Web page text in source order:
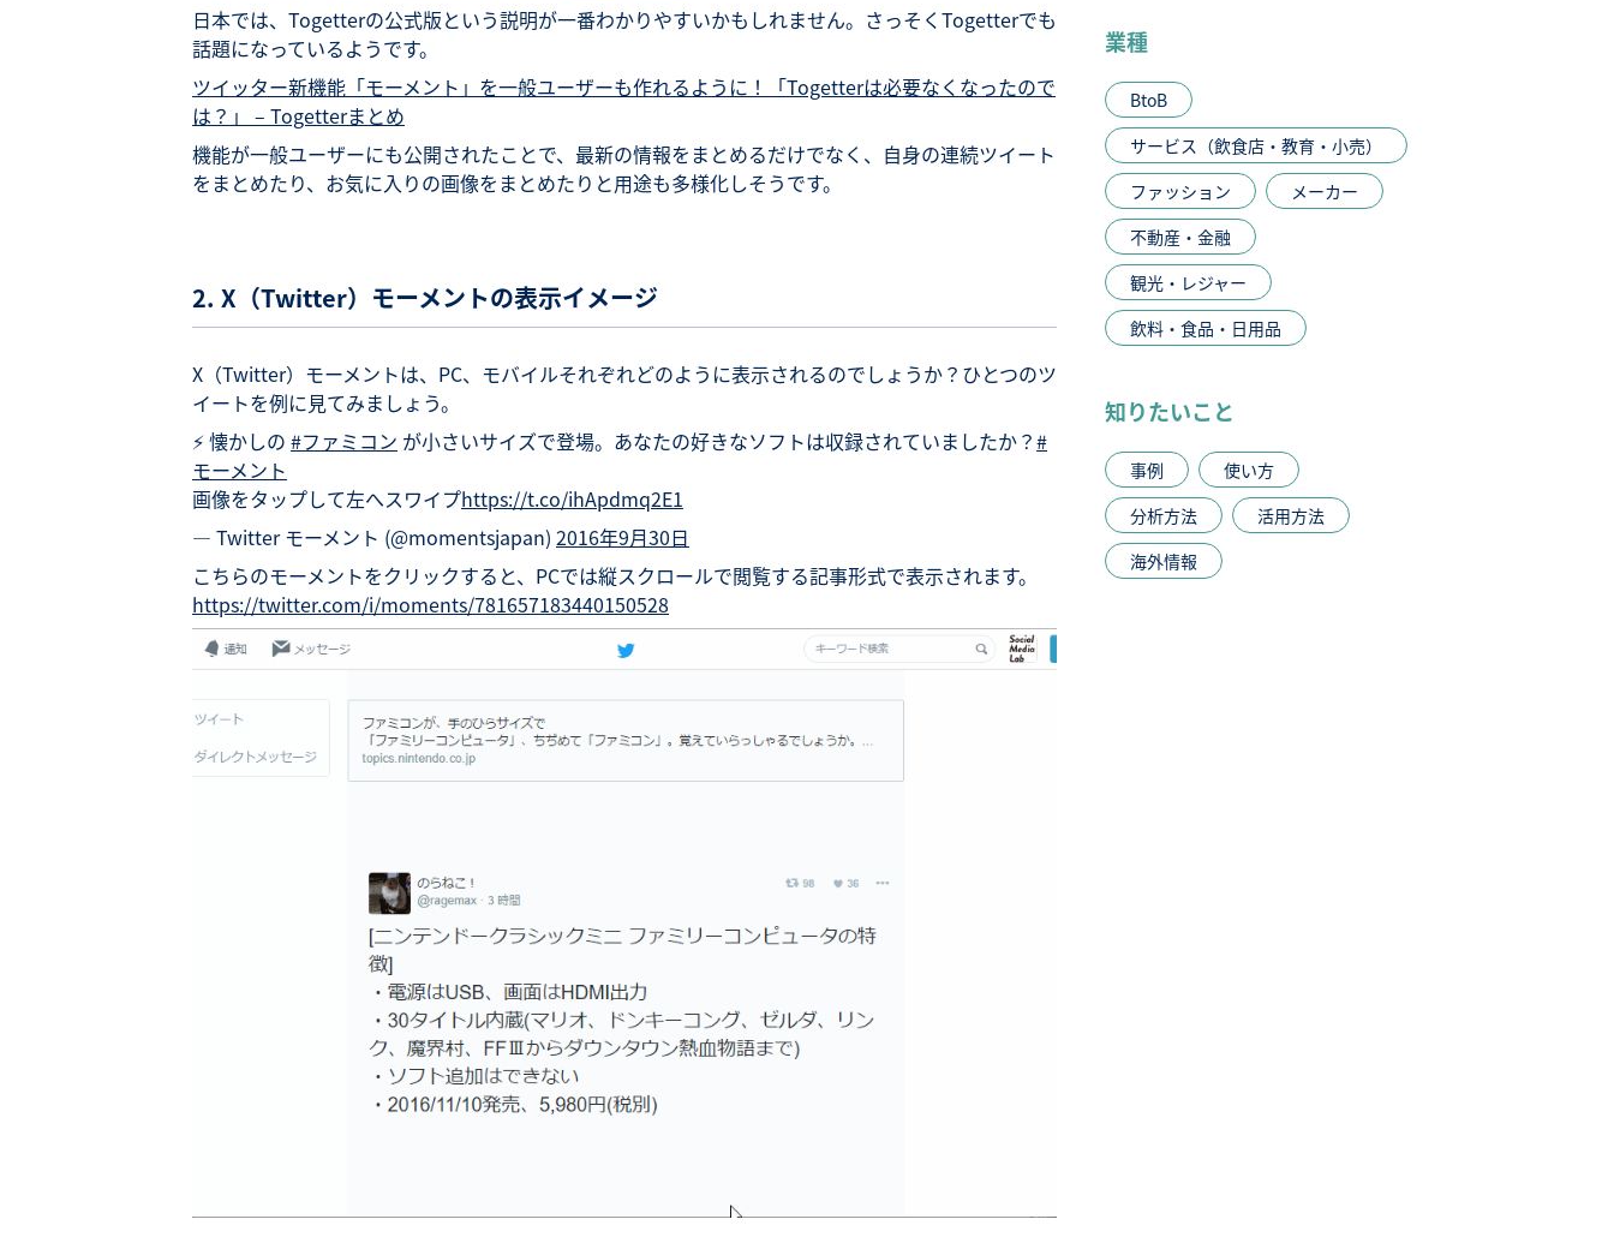
日本では、Togetterの公式版という説明が一番わかりやすいかもしれません。さっそくTogetterでも
話題になっているようです。
ツイッター新機能「モーメント」を一般ユーザーも作れるように！「Togetterは必要なくなったので
は？」 – Togetterまとめ
機能が一般ユーザーにも公開されたことで、最新の情報をまとめるだけでなく、自身の連続ツイート
をまとめたり、お気に入りの画像をまとめたりと用途も多様化しそうです。
2. X（Twitter）モーメントの表示イメージ
X（Twitter）モーメントは、PC、モバイルそれぞれどのように表示されるのでしょうか？ひとつのツ
イートを例に見てみましょう。
⚡ 懐かしの #ファミコン が小さいサイズで登場。あなたの好きなソフトは収録されていましたか？#
モーメント
画像をタップして左へスワイプhttps://t.co/ihApdmq2E1
— Twitter モーメント (@momentsjapan) 2016年9月30日
こちらのモーメントをクリックすると、PCでは縦スクロールで閲覧する記事形式で表示されます。
https://twitter.com/i/moments/781657183440150528
業種
BtoB
サービス（飲食店・教育・小売）
ファッション
メーカー
不動産・金融
観光・レジャー
飲料・食品・日用品
知りたいこと
事例
使い方
分析方法
活用方法
海外情報